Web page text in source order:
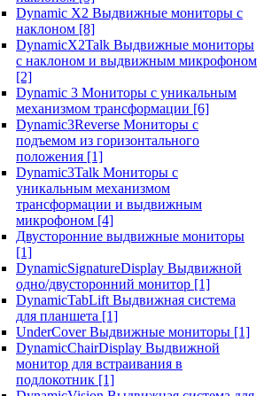
Dynamic X2 Выдвижные мониторы с
наклоном [8]
DynamicX2Talk Выдвижные мониторы
с наклоном и выдвижным микрофоном
[2]
Dynamic 3 Мониторы с уникальным
механизмом трансформации [6]
Dynamic3Reverse Мониторы с
подъемом из горизонтального
положения [1]
Dynamic3Talk Мониторы с
уникальным механизмом
трансформации и выдвижным
микрофоном [4]
Двусторонние выдвижные мониторы
[1]
DynamicSignatureDisplay Выдвижной
одно/двусторонний монитор [1]
DynamicTabLift Выдвижная система
для планшета [1]
UnderCover Выдвижные мониторы [1]
DynamicChairDisplay Выдвижной
монитор для встраивания в
подлокотник [1]